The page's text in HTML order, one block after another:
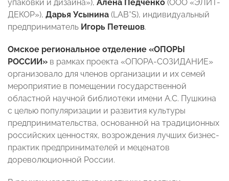
упаковки и дизайна»), Алена Педченко (ООО «ЭЛИТ-
ДЕКОР»), Дарья Усынина (LAB*S), индивидуальный
предприниматель Игорь Петешов.
Омское региональное отделение «ОПОРЫ
РОССИИ» в рамках проекта «ОПОРА-СОЗИДАНИЕ»
организовало для членов организации и их семей
мероприятие в помещении государственной
областной научной библиотеки имени А.С. Пушкина
с целью популяризации и развития культуры
предпринимательства, основанной на традиционных
российских ценностях, возрождения лучших бизнес-
практик предпринимателей и меценатов
дореволюционной России.